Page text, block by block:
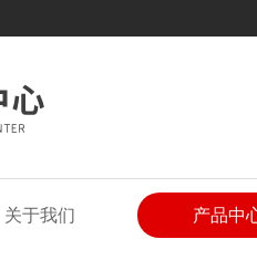
关于我们 产品中